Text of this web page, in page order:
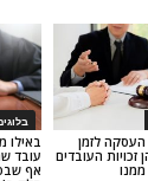
באילו מקרים יש לפצות
עובד שהועסק כפרילנסר
אף שבפועל הוא שכיר –